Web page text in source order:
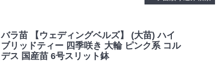
バラ苗 【ウェディングベルズ】 (大苗) ハイ
ブリッドティー 四季咲き 大輪 ピンク系 コル
デス 国産苗 6号スリット鉢